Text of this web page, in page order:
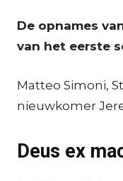
De opnames
van het eerste
Matteo Simoni,
nieuwkomer
Deus ex